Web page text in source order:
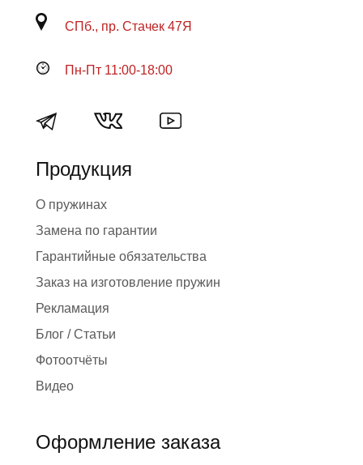
СПб., пр. Стачек 47Я
Пн-Пт 11:00-18:00
Продукция
О пружинах
Замена по гарантии
Гарантийные обязательства
Заказ на изготовление пружин
Рекламация
Блог / Статьи
Фотоотчёты
Видео
Оформление заказа